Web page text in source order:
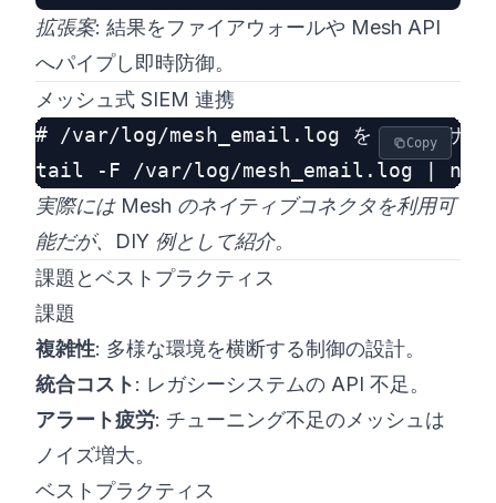
拡張案: 結果をファイアウォールや Mesh API
へパイプし即時防御。
メッシュ式 SIEM 連携
# /var/log/mesh_email.log を SIEM サー
Copy
実際には Mesh のネイティブコネクタを利用可
能だが、DIY 例として紹介。
課題とベストプラクティス
課題
複雑性: 多様な環境を横断する制御の設計。
統合コスト: レガシーシステムの API 不足。
アラート疲労: チューニング不足のメッシュは
ノイズ増大。
ベストプラクティス